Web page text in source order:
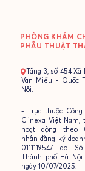
PHÒNG KHÁM
PHẪU THUẬT
- Tầng 3, số 454 Xã
Văn Miếu - Quốc
Nội.
- Trực thuộc
Clinexa Việt Nam,
hoạt động theo
nhận đăng ký
0111119547 do
Thành phố Hà Nội
ngày 10/07/2025.